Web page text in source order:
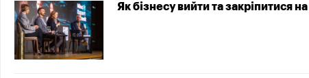
Як бізнесу вийти та закріпитися